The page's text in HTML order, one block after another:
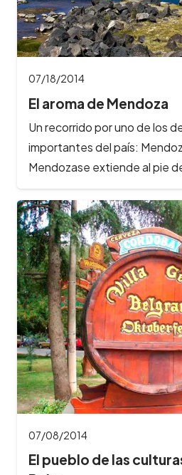
07/18/2014
El aroma de Mendoza
Un recorrido por uno de los
importantes del país:
Mendozase extiende al pie
07/08/2014
El pueblo de las